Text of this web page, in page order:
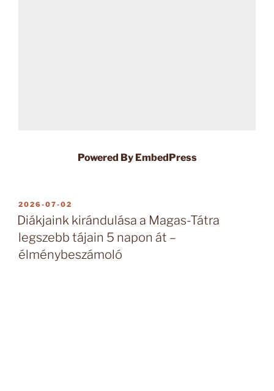
Powered By EmbedPress
BEKÜLDVE:
2026-07-02
Diákjaink kirándulása a Magas-Tátra
legszebb tájain 5 napon át –
élménybeszámoló